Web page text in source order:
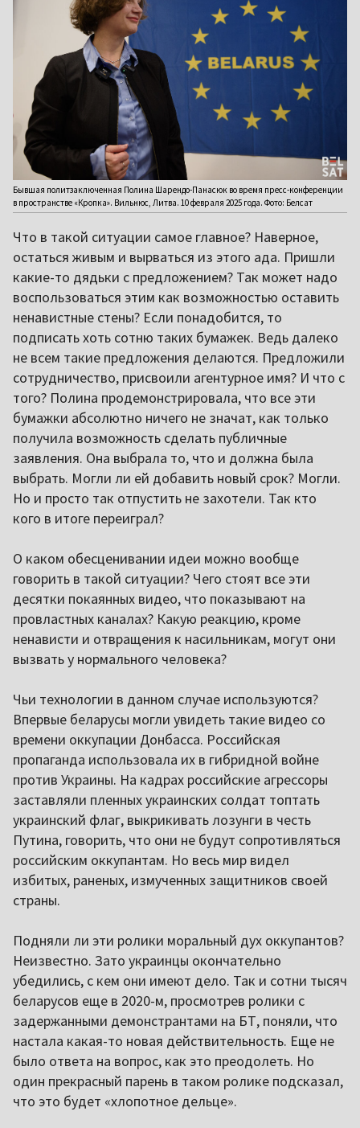
Бывшая политзаключенная Полина Шарендо-Панасюк во время пресс-конференции
в пространстве «Кропка». Вильнюс, Литва. 10 февраля 2025 года. Фото: Белсат
Что в такой ситуации самое главное? Наверное,
остаться живым и вырваться из этого ада. Пришли
какие-то дядьки с предложением? Так может надо
воспользоваться этим как возможностью оставить
ненавистные стены? Если понадобится, то
подписать хоть сотню таких бумажек. Ведь далеко
не всем такие предложения делаются. Предложили
сотрудничество, присвоили агентурное имя? И что с
того? Полина продемонстрировала, что все эти
бумажки абсолютно ничего не значат, как только
получила возможность сделать публичные
заявления. Она выбрала то, что и должна была
выбрать. Могли ли ей добавить новый срок? Могли.
Но и просто так отпустить не захотели. Так кто
кого в итоге переиграл?
О каком обесценивании идеи можно вообще
говорить в такой ситуации? Чего стоят все эти
десятки покаянных видео, что показывают на
провластных каналах? Какую реакцию, кроме
ненависти и отвращения к насильникам, могут они
вызвать у нормального человека?
Чьи технологии в данном случае используются?
Впервые беларусы могли увидеть такие видео со
времени оккупации Донбасса. Российская
пропаганда использовала их в гибридной войне
против Украины. На кадрах российские агрессоры
заставляли пленных украинских солдат топтать
украинский флаг, выкрикивать лозунги в честь
Путина, говорить, что они не будут сопротивляться
российским оккупантам. Но весь мир видел
избитых, раненых, измученных защитников своей
страны.
Подняли ли эти ролики моральный дух оккупантов?
Неизвестно. Зато украинцы окончательно
убедились, с кем они имеют дело. Так и сотни тысяч
беларусов еще в 2020-м, просмотрев ролики с
задержанными демонстрантами на БТ, поняли, что
настала какая-то новая действительность. Еще не
было ответа на вопрос, как это преодолеть. Но
один прекрасный парень в таком ролике подсказал,
что это будет «хлопотное дельце».